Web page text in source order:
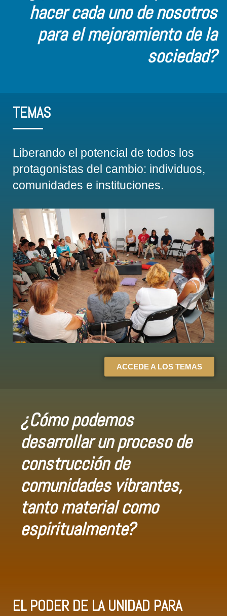
hacer cada uno de nosotros
para el mejoramiento de la
sociedad?
¿Cómo podemos
desarrollar un proceso de
construcción de
comunidadesvibrantes,
tantomaterial como
espiritualmente?
TEMAS
Liberando el potencial de todos los
protagonistas del cambio: individuos,
comunidades e instituciones.
ACCEDE A LOS TEMAS
EL PODER DE LA UNIDAD PARA